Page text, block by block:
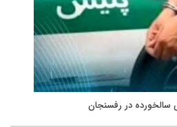
سالخورده در رفسنجان